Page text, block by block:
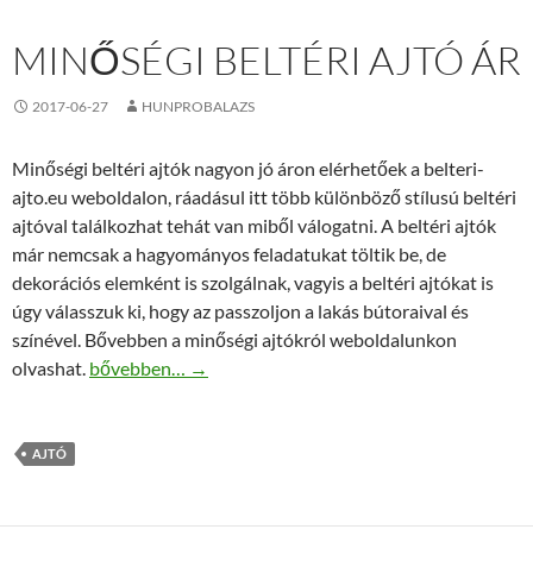
MINŐSÉGI BELTÉRI AJTÓ ÁR
2017-06-27 HUNPROBALAZS
Minőségi beltéri ajtók nagyon jó áron elérhetőek a belteri-
ajto.eu weboldalon, ráadásul itt több különböző stílusú beltéri
ajtóval találkozhat tehát van miből válogatni. A beltéri ajtók
már nemcsak a hagyományos feladatukat töltik be, de
dekorációs elemként is szolgálnak, vagyis a beltéri ajtókat is
úgy válasszuk ki, hogy az passzoljon a lakás bútoraival és
színével. Bővebben a minőségi ajtókról weboldalunkon
olvashat. Minőségi beltéri ajtó ár
bővebben… →
AJTÓ